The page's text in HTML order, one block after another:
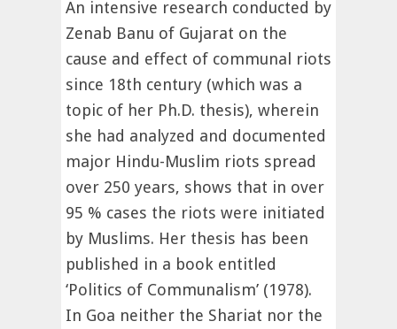
An intensive research conducted by
Zenab Banu of Gujarat on the
cause and effect of communal riots
since 18th century (which was a
topic of her Ph.D. thesis), wherein
she had analyzed and documented
major Hindu-Muslim riots spread
over 250 years, shows that in over
95 % cases the riots were initiated
by Muslims. Her thesis has been
published in a book entitled
‘Politics of Communalism’ (1978).
In Goa neither the Shariat nor the